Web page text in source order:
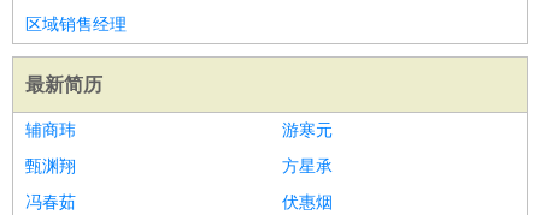
区域销售经理
最新简历
辅商玮
游寒元
甄渊翔
方星承
冯春茹
伏惠烟